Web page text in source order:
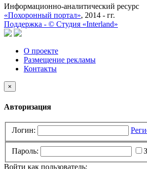
Информационно-аналитический ресурс
«Похоронный портал», 2014 - гг.
Поддержка - © Cтудия «Interland»
О проекте
Размещение рекламы
Контакты
×
Авторизация
Логин:
Пароль:
Войти как пользователь: